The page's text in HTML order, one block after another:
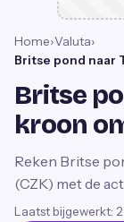
Home›Valuta›
Britse pond naar
Britse
kroon
Reken Britse
(CZK) met de
Laatst bijgewerkt: